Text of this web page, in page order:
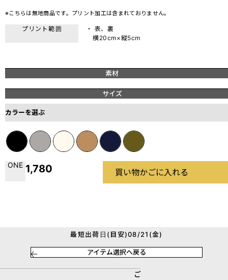
※こちらは無地商品です。プリント加工は含まれておりません。
プリント範囲
・ 表、裏
横20cm×縦5cm
素材
サイズ
カラーを選ぶ
ONE 1,780 買い物かごに入れる
最短出荷日(目安)08/21(金)
アイテム選択へ戻る
ご